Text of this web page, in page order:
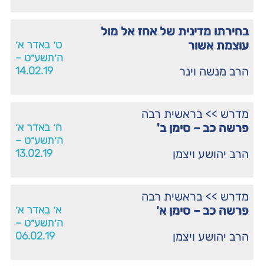
בחירתו מדינית של אחז אל מול
עוצמת אשור
הרב מנשה וינר
ט׳ באדר א׳
ה׳תשע״ט –
14.02.19
מדרש >> בראשית רבה
פרשה כב – סימן ב'
הרב יהושע ויצמן
ח׳ באדר א׳
ה׳תשע״ט –
13.02.19
מדרש >> בראשית רבה
פרשה כב – סימן א'
הרב יהושע ויצמן
א׳ באדר א׳
ה׳תשע״ט –
06.02.19